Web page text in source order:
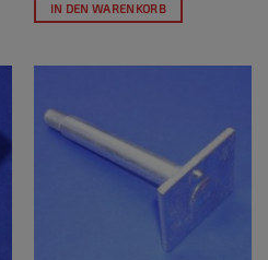
IN DEN WARENKORB